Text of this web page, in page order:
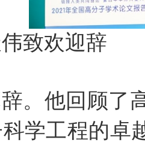
伟致
。他回顾了
学工程的卓